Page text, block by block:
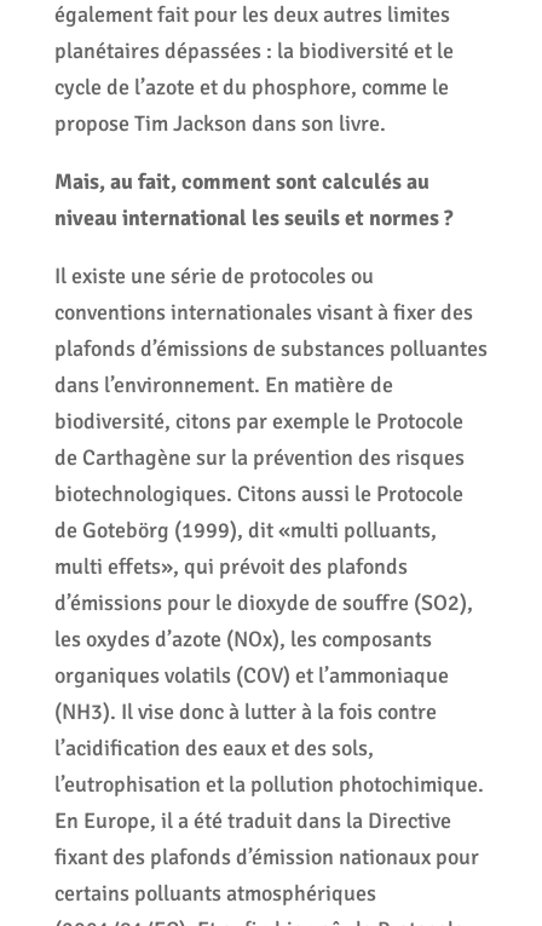
également fait pour les deux autres limites
planétaires dépassées : la biodiversité et le
cycle de l’azote et du phosphore, comme le
propose Tim Jackson dans son livre.
Mais, au fait, comment sont calculés au
niveau international les seuils et normes ?
Il existe une série de protocoles ou
conventions internationales visant à fixer des
plafonds d’émissions de substances polluantes
dans l’environnement. En matière de
biodiversité, citons par exemple le Protocole
de Carthagène sur la prévention des risques
biotechnologiques. Citons aussi le Protocole
de Gotebörg (1999), dit «multi polluants,
multi effets», qui prévoit des plafonds
d’émissions pour le dioxyde de souffre (SO2),
les oxydes d’azote (NOx), les composants
organiques volatils (COV) et l’ammoniaque
(NH3). Il vise donc à lutter à la fois contre
l’acidification des eaux et des sols,
l’eutrophisation et la pollution photochimique.
En Europe, il a été traduit dans la Directive
fixant des plafonds d’émission nationaux pour
certains polluants atmosphériques